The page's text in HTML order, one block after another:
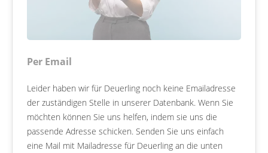
Per Email
Leider haben wir für Deuerling noch keine Emailadresse
der zuständigen Stelle in unserer Datenbank. Wenn Sie
möchten können Sie uns helfen, indem sie uns die
passende Adresse schicken. Senden Sie uns einfach
eine Mail mit Mailadresse für Deuerling an die unten